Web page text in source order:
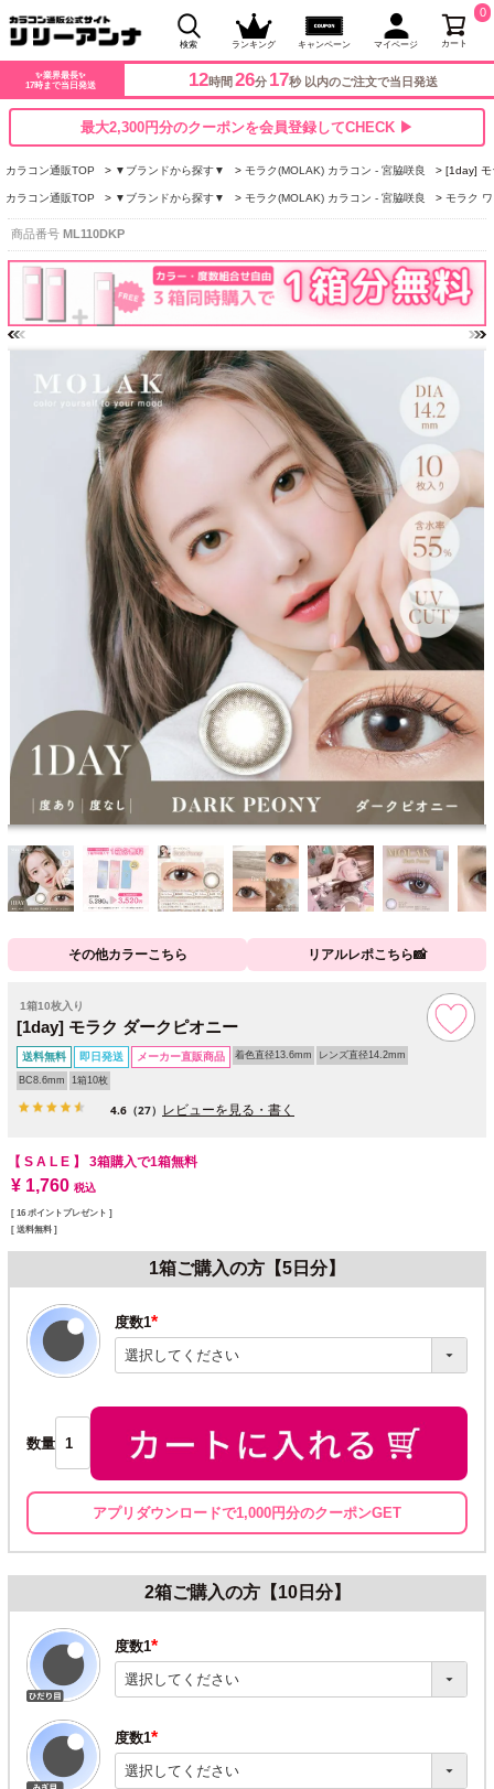
検索 ランキング キャンペーン マイページ カート
0
✨業界最長✨
17時まで当日発送
12時間 26分 16秒 以内のご注文で当日発送
最大2,300円分のクーポンを会員登録してCHECK ▶
カラコン通販TOP ▼ブランドから探す▼ モラク(MOLAK) カラコン - 宮脇咲良 [1day] モ
カラコン通販TOP ▼ブランドから探す▼ モラク(MOLAK) カラコン - 宮脇咲良 モラク
商品番号 ML110DKP
その他カラーこちら リアルレポこちら📸
1箱10枚入り
[1day] モラク ダークピオニー
送料無料 即日発送 メーカー直販商品 着色直径13.6mm レンズ直径14.2mm
BC8.6mm 1箱10枚
4.6 （27） レビューを見る・書く
【 S A L E 】 3箱購入で1箱無料
¥ 1,760 税込
[ 16 ポイントプレゼント ]
送料無料
1箱ご購入の方【5日分】
度数1
(必
須)
数量
アプリダウンロードで1,000円分のクーポンGET
2箱ご購入の方【10日分】
度数1
(必
須)
度数1
(必
須)